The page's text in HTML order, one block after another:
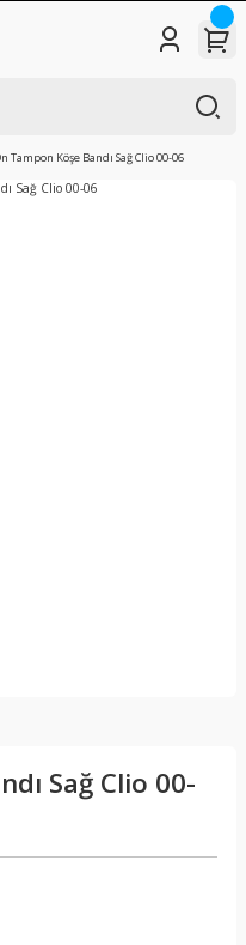
Tampon Köşe Bandı Sağ Clio 00-06
Sağ Clio 00-